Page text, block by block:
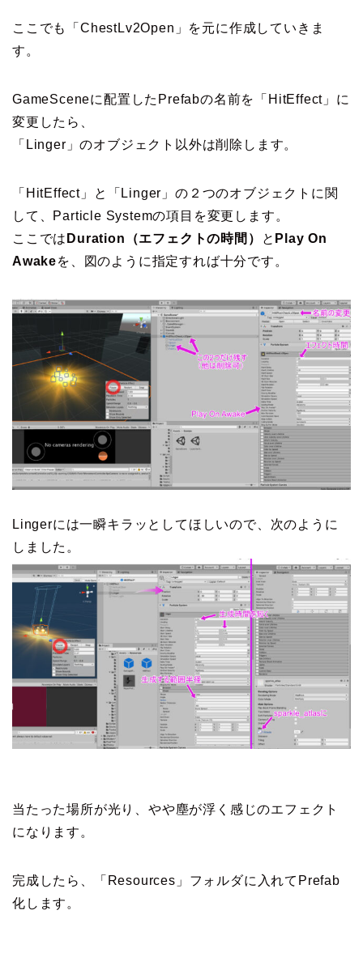
ここでも「ChestLv2Open」を元に作成していきま
す。
GameSceneに配置したPrefabの名前を「HitEffect」に
変更したら、
「Linger」のオブジェクト以外は削除します。
「HitEffect」と「Linger」の２つのオブジェクトに関
して、Particle Systemの項目を変更します。
ここでは Duration（エフェクトの時間） と Play On
Awakeを、図のように指定すれば十分です。
Lingerには一瞬キラッとしてほしいので、次のように
しました。
当たった場所が光り、やや塵が浮く感じのエフェクト
になります。
完成したら、「Resources」フォルダに入れてPrefab
化します。